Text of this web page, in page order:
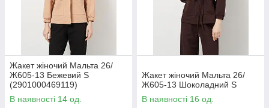
Жакет жіночий Мальта 26/
Ж605-13 Бежевий S
(2901000469119)
В наявності 14 од.
Жакет жіночий Мальта 26/
Ж605-13 Шоколадний S
В наявності 16 од.